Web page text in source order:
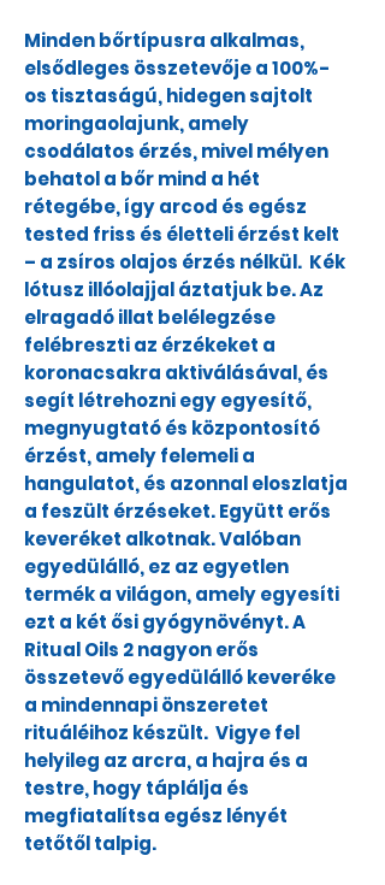
Minden bőrtípusra alkalmas,
elsődleges összetevője a 100%-
os tisztaságú, hidegen sajtolt
moringaolajunk, amely
csodálatos érzés, mivel mélyen
behatol a bőr mind a hét
rétegébe, így arcod és egész
tested friss és életteli érzést kelt
– a zsíros olajos érzés nélkül. Kék
lótusz illóolajjal áztatjuk be. Az
elragadó illat belélegzése
felébreszti az érzékeket a
koronacsakra aktiválásával, és
segít létrehozni egy egyesítő,
megnyugtató és központosító
érzést, amely felemeli a
hangulatot, és azonnal eloszlatja
a feszült érzéseket. Együtt erős
keveréket alkotnak. Valóban
egyedülálló, ez az egyetlen
termék a világon, amely egyesíti
ezt a két ősi gyógynövényt. A
Ritual Oils 2 nagyon erős
összetevő egyedülálló keveréke
a mindennapi önszeretet
rituáléihoz készült. Vigye fel
helyileg az arcra, a hajra és a
testre, hogy táplálja és
megfiatalítsa egész lényét
tetőtől talpig.